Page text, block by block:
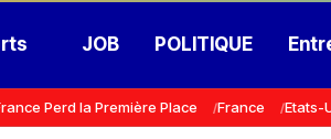
JOB POLITIQUE
Perd la Première Place France Etats-